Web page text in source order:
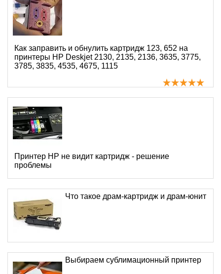
Как заправить и обнулить картридж 123, 652 на
принтеры HP Deskjet 2130, 2135, 2136, 3635, 3775,
3785, 3835, 4535, 4675, 1115
Принтер HP не видит картридж - решение
проблемы
Что такое драм-картридж и драм-юнит
Выбираем сублимационный принтер